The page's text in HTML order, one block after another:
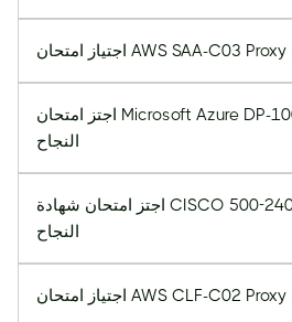
اجتز امتحان Microsoft Azure DP-100 عبر الإنترنت وادفع بعد
النجاح
اجتز امتحان شهادة CISCO 500-240 CMBFE وادفع بعد
النجاح